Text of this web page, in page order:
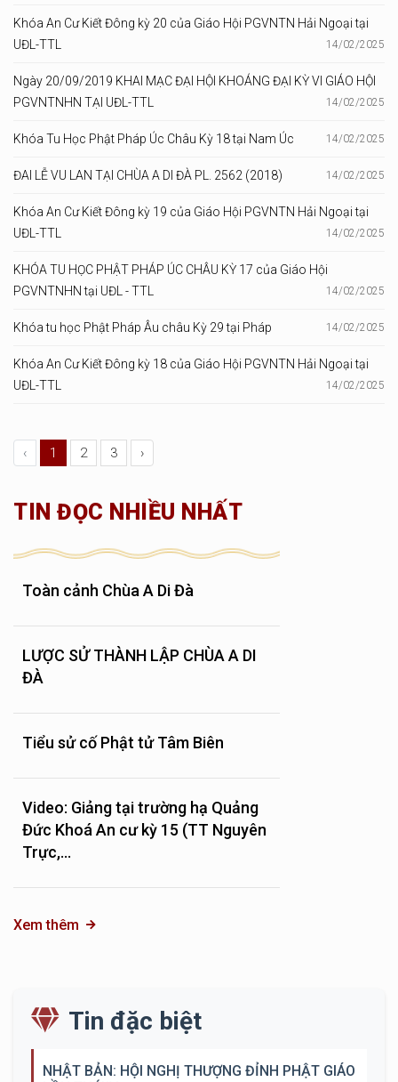
Khóa An Cư Kiết Đông kỳ 20 của Giáo Hội PGVNTN Hải Ngoại tại
UĐL-TTL
14/02/2025
Ngày 20/09/2019 KHAI MẠC ĐẠI HỘI KHOÁNG ĐẠI KỲ VI GIÁO HỘI
PGVNTNHN TẠI UĐL-TTL
14/02/2025
Khóa Tu Học Phật Pháp Úc Châu Kỳ 18 tại Nam Úc 14/02/2025
ĐAI LỄ VU LAN TẠI CHÙA A DI ĐÀ PL. 2562 (2018) 14/02/2025
Khóa An Cư Kiết Đông kỳ 19 của Giáo Hội PGVNTN Hải Ngoại tại
UĐL-TTL
14/02/2025
KHÓA TU HỌC PHẬT PHÁP ÚC CHÂU KỲ 17 của Giáo Hội
PGVNTNHN tại UĐL - TTL
14/02/2025
Khóa tu học Phật Pháp Âu châu Kỳ 29 tại Pháp 14/02/2025
Khóa An Cư Kiết Đông kỳ 18 của Giáo Hội PGVNTN Hải Ngoại tại
UĐL-TTL
14/02/2025
‹ 1 2 3 ›
TIN ĐỌC NHIỀU NHẤT
Toàn cảnh Chùa A Di Đà
LƯỢC SỬ THÀNH LẬP CHÙA A DI
ĐÀ
Tiểu sử cố Phật tử Tâm Biên
Video: Giảng tại trường hạ Quảng
Đức Khoá An cư kỳ 15 (TT Nguyên
Trực,...
Xem thêm
Tin đặc biệt
NHẬT BẢN: HỘI NGHỊ THƯỢNG ĐỈNH PHẬT GIÁO